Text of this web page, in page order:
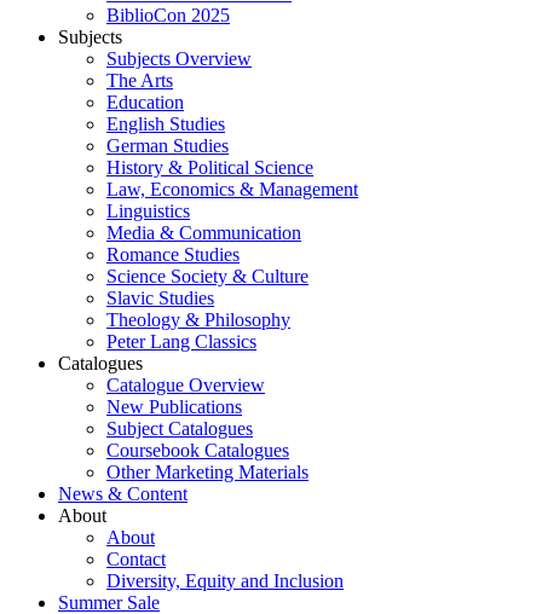
BiblioCon 2025
Subjects
Subjects Overview
The Arts
Education
English Studies
German Studies
History & Political Science
Law, Economics & Management
Linguistics
Media & Communication
Romance Studies
Science Society & Culture
Slavic Studies
Theology & Philosophy
Peter Lang Classics
Catalogues
Catalogue Overview
New Publications
Subject Catalogues
Coursebook Catalogues
Other Marketing Materials
News & Content
About
About
Contact
Diversity, Equity and Inclusion
Summer Sale